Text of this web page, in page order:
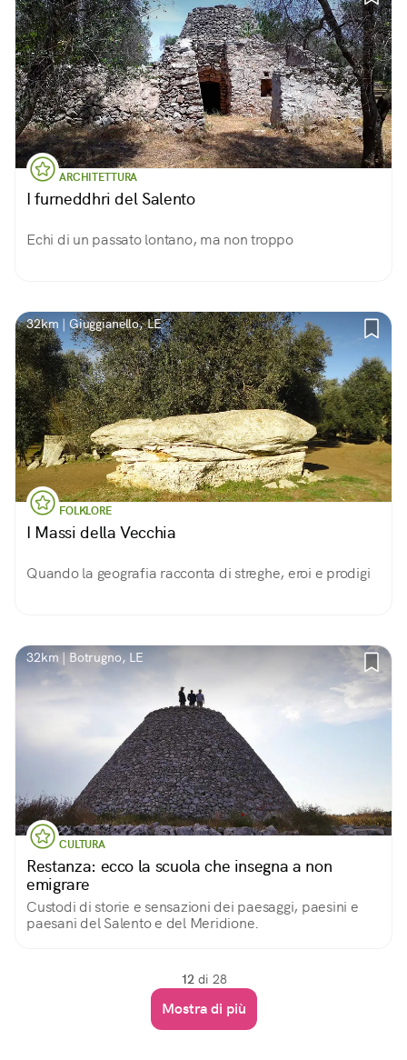
ARCHITETTURA
I furneddhri del Salento
Echi di un passato lontano, ma non troppo
32km | Giuggianello, LE
FOLKLORE
I Massi della Vecchia
Quando la geografia racconta di streghe, eroi e prodigi
32km | Botrugno, LE
CULTURA
Restanza: ecco la scuola che insegna a non
emigrare
Custodi di storie e sensazioni dei paesaggi, paesini e
paesani del Salento e del Meridione.
12 di 28
Mostra di più